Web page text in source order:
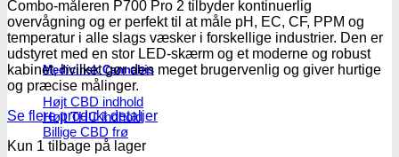
Medicinsk Cannabis
Højt CBD indhold
Højt THC indhold
Billige CBD frø
Combo-måleren P700 Pro 2 tilbyder kontinuerlig
overvågning og er perfekt til at måle pH, EC, CF, PPM og
temperatur i alle slags væsker i forskellige industrier. Den er
udstyret med en stor LED-skærm og et moderne og robust
kabinet, hvilket gør den meget brugervenlig og giver hurtige
og præcise målinger.
Se flere produkt detaljer
Kun 1 tilbage på lager